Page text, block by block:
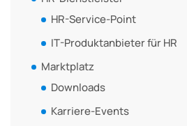
HR-Service-Point
IT-Produktanbieter für HR
Marktplatz
Downloads
Karriere-Events